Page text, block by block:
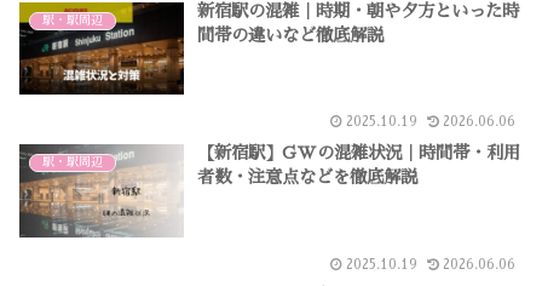
駅・駅周辺
新宿駅の混雑｜時期・朝や夕方といった時
間帯の違いなど徹底解説
2025.10.19 2026.06.06
駅・駅周辺
【新宿駅】GWの混雑状況｜時間帯・利用
者数・注意点などを徹底解説
2025.10.19 2026.06.06